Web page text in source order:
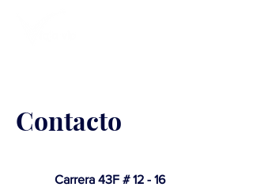
Contacto
Carrera 43F # 12 - 16